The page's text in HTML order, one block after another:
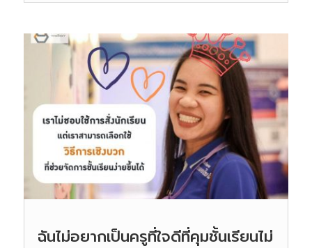
ฉันไม่อยากเป็นครูที่ใจดีที่คุมชั้นเรียนไม่